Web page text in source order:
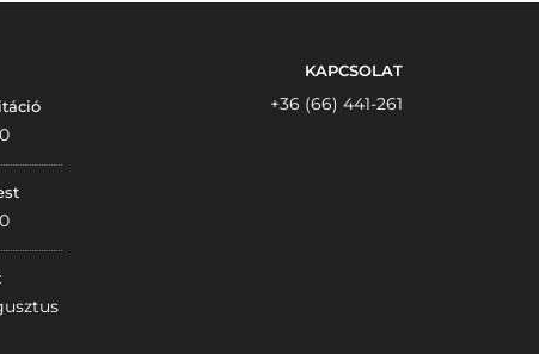
KAPCSOLAT
+36 (66) 441-261